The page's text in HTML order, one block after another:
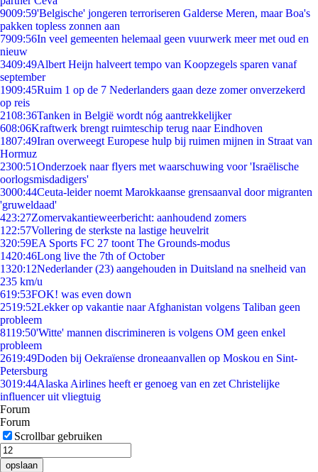
9009:59'Belgische' jongeren terroriseren Galderse Meren, maar Boa's
pakken topless zonnen aan
7909:56In veel gemeenten helemaal geen vuurwerk meer met oud en
nieuw
3409:49Albert Heijn halveert tempo van Koopzegels sparen vanaf
september
1909:45Ruim 1 op de 7 Nederlanders gaan deze zomer onverzekerd
op reis
2108:36Tanken in België wordt nóg aantrekkelijker
608:06Kraftwerk brengt ruimteschip terug naar Eindhoven
1807:49Iran overweegt Europese hulp bij ruimen mijnen in Straat van
Hormuz
2300:51Onderzoek naar flyers met waarschuwing voor 'Israëlische
oorlogsmisdadigers'
3000:44Ceuta-leider noemt Marokkaanse grensaanval door migranten
'gruweldaad'
423:27Zomervakantieweerbericht: aanhoudend zomers
1 22:57Vollering de sterkste na lastige heuvelrit
320:59EA Sports FC 27 toont The Grounds-modus
1420:46Long live the 7th of October
1320:12Nederlander (23) aangehouden in Duitsland na snelheid van
235 km/u
619:53FOK! was even down
2519:52Lekker op vakantie naar Afghanistan volgens Taliban geen
probleem
8119:50'Witte' mannen discrimineren is volgens OM geen enkel
probleem
2619:49Doden bij Oekraïense droneaanvallen op Moskou en Sint-
Petersburg
3019:44Alaska Airlines heeft er genoeg van en zet Christelijke
influencer uit vliegtuig
Forum
Forum
Scrollbar gebruiken
opslaan